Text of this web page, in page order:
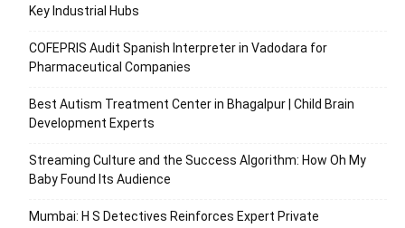
Key Industrial Hubs
COFEPRIS Audit Spanish Interpreter in Vadodara for
Pharmaceutical Companies
Best Autism Treatment Center in Bhagalpur | Child Brain
Development Experts
Streaming Culture and the Success Algorithm: How Oh My
Baby Found Its Audience
Mumbai: H S Detectives Reinforces Expert Private